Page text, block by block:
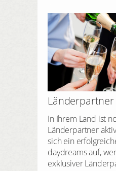
In Ihrem Land ist
Länderpartner
sich ein
daydreams auf,
exklusiver